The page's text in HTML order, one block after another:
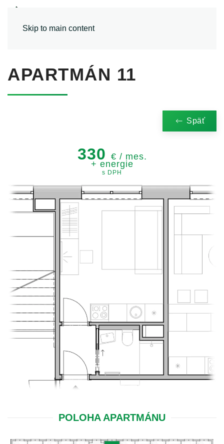
Skip to main content
APARTMÁN 11
Späť
330 € / mes.
+ energie
s DPH
POLOHA APARTMÁNU